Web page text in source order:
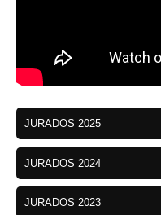
JURADOS 2025
JURADOS 2024
JURADOS 2023